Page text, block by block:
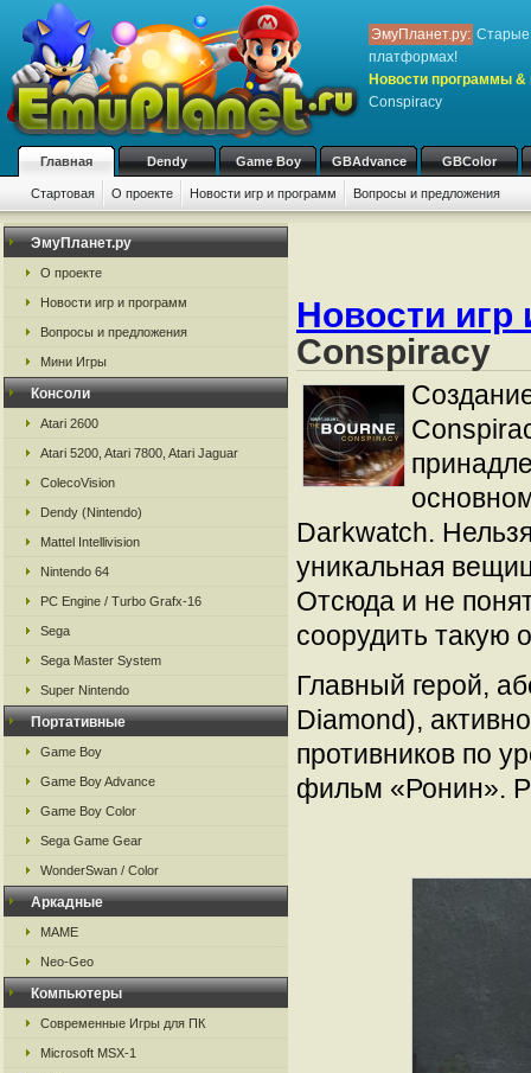
ЭмуПланет.ру: Старые
платформах!
Новости программы &
Conspiracy
Главная Dendy Game Boy GBAdvance GBColor
Стартовая О проекте Новости игр и программ Вопросы и предложения
ЭмуПланет.ру
О проекте
Новости игр и программ
Вопросы и предложения
Мини Игры
Консоли
Atari 2600
Atari 5200, Atari 7800, Atari Jaguar
ColecoVision
Dendy (Nintendo)
Mattel Intellivision
Nintendo 64
PC Engine / Turbo Grafx-16
Sega
Sega Master System
Super Nintendo
Портативные
Game Boy
Game Boy Advance
Game Boy Color
Sega Game Gear
WonderSwan / Color
Аркадные
MAME
Neo-Geo
Компьютеры
Современные Игры для ПК
Microsoft MSX-1
Новости игр
Conspiracy
Darkwatch.
уникальная
Отсюда и не
соорудить такую
Главный герой,
Diamond),
противников по
фильм «Ронин».